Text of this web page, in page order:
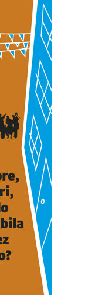
cookie-
eta
teknologia hori
diguzu. Gehiago